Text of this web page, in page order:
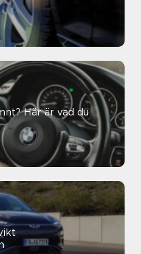
Här är vad du